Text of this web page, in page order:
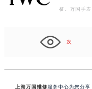
征。万国手
次
上海万国维修服务中心为您分享